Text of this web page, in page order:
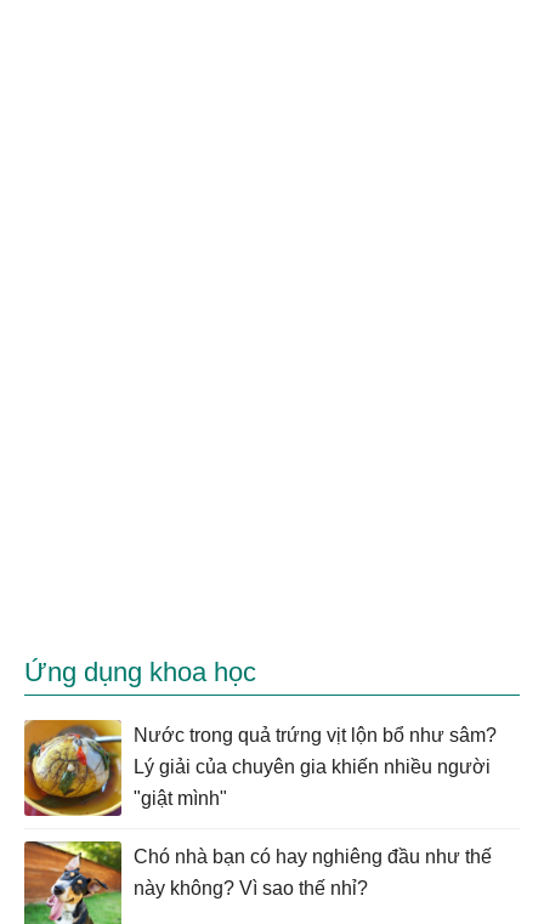
Ứng dụng khoa học
Nước trong quả trứng vịt lộn bổ như sâm?
Lý giải của chuyên gia khiến nhiều người
"giật mình"
Chó nhà bạn có hay nghiêng đầu như thế
này không? Vì sao thế nhỉ?